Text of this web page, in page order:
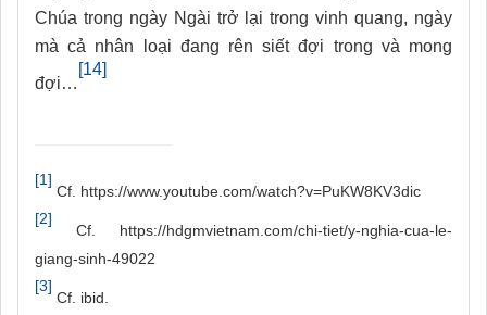
Chúa trong ngày Ngài trở lại trong vinh quang, ngày
mà cả nhân loại đang rên siết đợi trong và mong
đợi…
[14]
[1]
Cf. https://www.youtube.com/watch?v=PuKW8KV3dic
[2]
Cf. https://hdgmvietnam.com/chi-tiet/y-nghia-cua-le-
giang-sinh-49022
[3]
Cf. ibid.